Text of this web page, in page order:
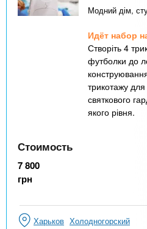
Модний дім,
Идёт набор
Створіть 4
футболки до
трикотажу
святкового
якого рівня.
Стоимость
7 800
грн
Харьков Холодногорский